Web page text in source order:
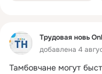
Трудовая новь
добавлена 4
Тамбовчане могут